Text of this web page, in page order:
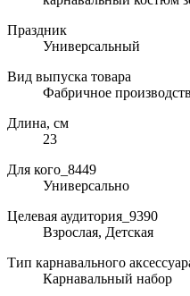
Праздник
Универсальный
Вид выпуска товара
Фабричное
Длина, см
23
Для кого_8449
Универсально
Целевая аудитория_9390
Взрослая, Детская
Тип карнавального
Карнавальный набор